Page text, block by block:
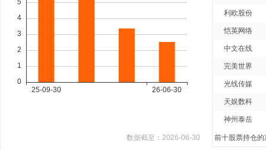
数据截至： 2026-06-30
利欧股份
恺英网络
中文在线
完美世界
光线传媒
天娱数科
神州泰岳
前十股票持仓的